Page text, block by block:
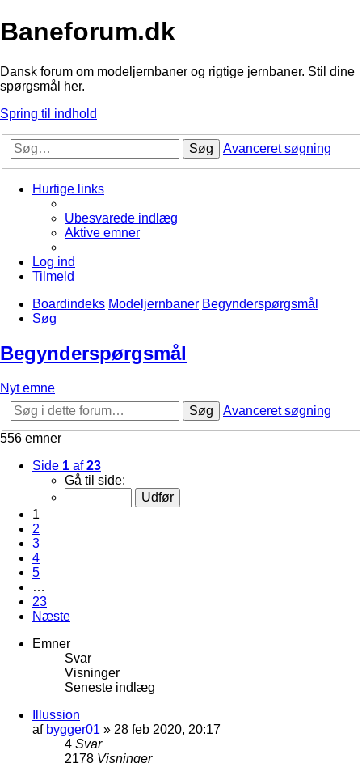
Baneforum.dk
Dansk forum om modeljernbaner og rigtige jernbaner. Stil dine
spørgsmål her.
Spring til indhold
Søg Avanceret søgning
Hurtige links
Ubesvarede indlæg
Aktive emner
Log ind
Tilmeld
Boardindeks Modeljernbaner Begynderspørgsmål
Søg
Begynderspørgsmål
Nyt emne
Søg
Avanceret søgning
556 emner
Side 1 af23
Gå til side:
1
2
3
4
5
…
23
Næste
Emner
Svar
Visninger
Seneste indlæg
Illussion
af bygger01 » 28 feb 2020, 20:17
4 Svar
2178 Visninger